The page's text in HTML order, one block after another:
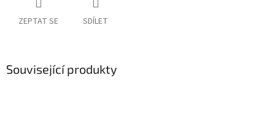
ZEPTAT SE SDÍLET
Související produkty